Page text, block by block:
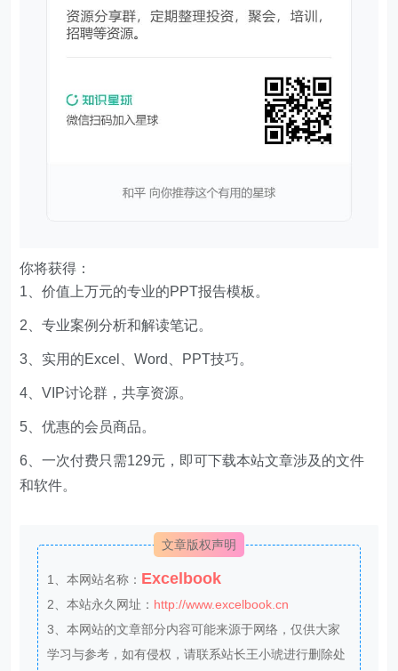
你将获得：
1、价值上万元的专业的PPT报告模板。
2、专业案例分析和解读笔记。
3、实用的Excel、Word、PPT技巧。
4、VIP讨论群，共享资源。
5、优惠的会员商品。
6、一次付费只需129元，即可下载本站文章涉及的文件
和软件。
文章版权声明
1、本网站名称： Excelbook
2、本站永久网址： http://www.excelbook.cn
3、本网站的文章部分内容可能来源于网络，仅供大家
学习与参考，如有侵权，请联系站长王小琥进行删除处